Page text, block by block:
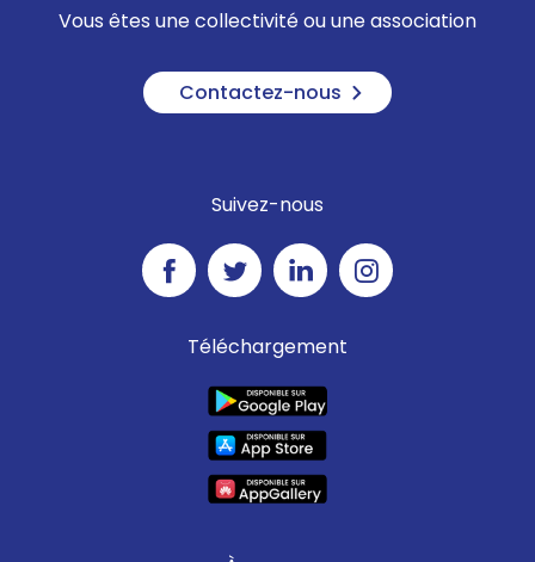
Vous êtes une collectivité ou une association
Contactez-nous
Suivez-nous
Téléchargement